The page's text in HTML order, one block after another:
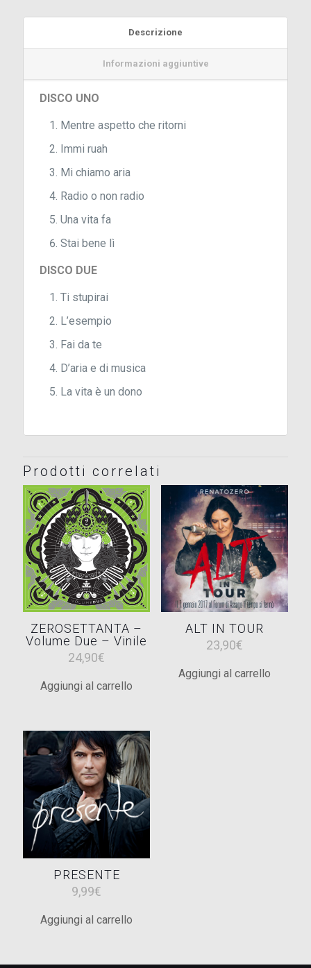
Descrizione
Informazioni aggiuntive
DISCO UNO
Mentre aspetto che ritorni
Immi ruah
Mi chiamo aria
Radio o non radio
Una vita fa
Stai bene lì
DISCO DUE
Ti stupirai
L’esempio
Fai da te
D’aria e di musica
La vita è un dono
Prodotti correlati
ZEROSETTANTA –
Volume Due – Vinile
24,90€
Aggiungi al carrello
ALT IN TOUR
23,90€
Aggiungi al carrello
PRESENTE
9,99€
Aggiungi al carrello